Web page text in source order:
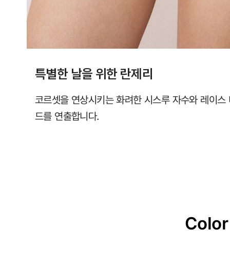
특별한 날을 위한 란제리
코르셋을 연상시키는 화려한 시스루 자수와 레이스
드를 연출합니다.
Color